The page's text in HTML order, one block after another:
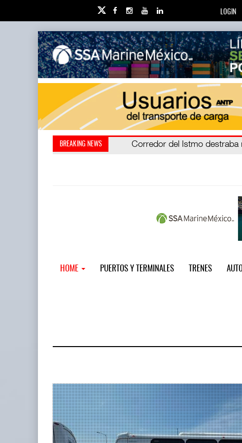
LOGIN
BREAKING NEWS Cruceros crecen en Caribe
Corredor del Istmo destraba
HOME PUERTOS Y TERMINALES TRENES
MSC incorpora
...
12 JUL 2026